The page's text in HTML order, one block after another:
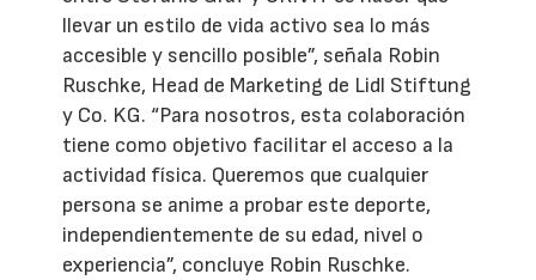
llevar un estilo de vida activo sea lo más
accesible y sencillo posible”, señala Robin
Ruschke, Head de Marketing de Lidl Stiftung
y Co. KG. “Para nosotros, esta colaboración
tiene como objetivo facilitar el acceso a la
actividad física. Queremos que cualquier
persona se anime a probar este deporte,
independientemente de su edad, nivel o
experiencia”, concluye Robin Ruschke.